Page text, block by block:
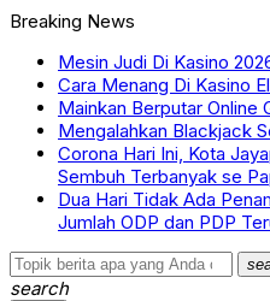
Breaking News
Mesin Judi Di Kasino
Cara Menang Di Kasino
Mainkan Berputar Online
Mengalahkan Blackjack
Corona Hari Ini, Kota
Sembuh Terbanyak se
Dua Hari Tidak Ada
Jumlah ODP dan PDP
search